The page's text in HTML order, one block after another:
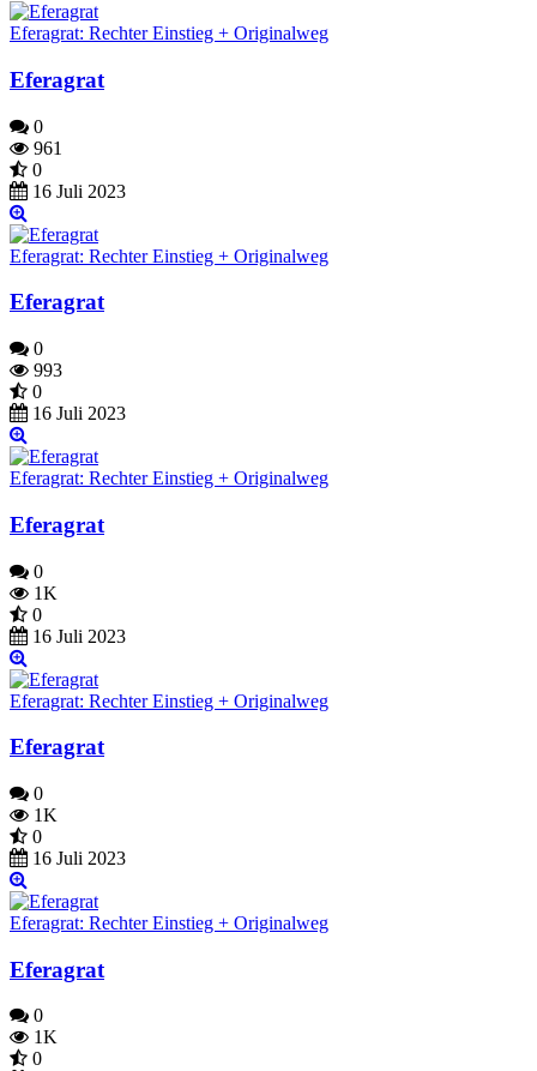
Eferagrat: Rechter Einstieg + Originalweg
Eferagrat
0
961
0
16 Juli 2023
Eferagrat: Rechter Einstieg + Originalweg
Eferagrat
0
993
0
16 Juli 2023
Eferagrat: Rechter Einstieg + Originalweg
Eferagrat
0
1K
0
16 Juli 2023
Eferagrat: Rechter Einstieg + Originalweg
Eferagrat
0
1K
0
16 Juli 2023
Eferagrat: Rechter Einstieg + Originalweg
Eferagrat
0
1K
0